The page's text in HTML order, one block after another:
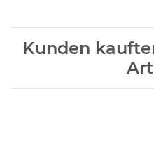
Kunden